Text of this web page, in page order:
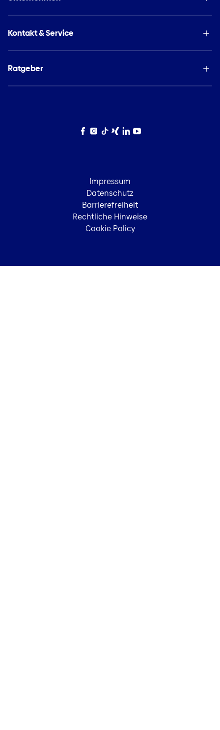
Kontakt & Service
Ratgeber
Facebook
Instagram
TikTokXingLinkedIn
YouTube
Impressum
Datenschutz
Barrierefreiheit
Rechtliche Hinweise
Cookie Policy